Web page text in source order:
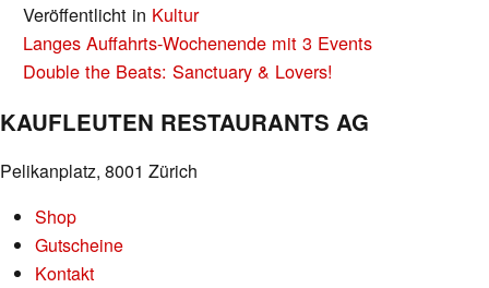
Veröffentlicht in Kultur
BEITRAGS-
NAVIGATION
Langes Auffahrts-Wochenende mit 3 Events
Double the Beats: Sanctuary & Lovers!
KAUFLEUTEN RESTAURANTS AG
Pelikanplatz, 8001 Zürich
Shop
Gutscheine
Kontakt